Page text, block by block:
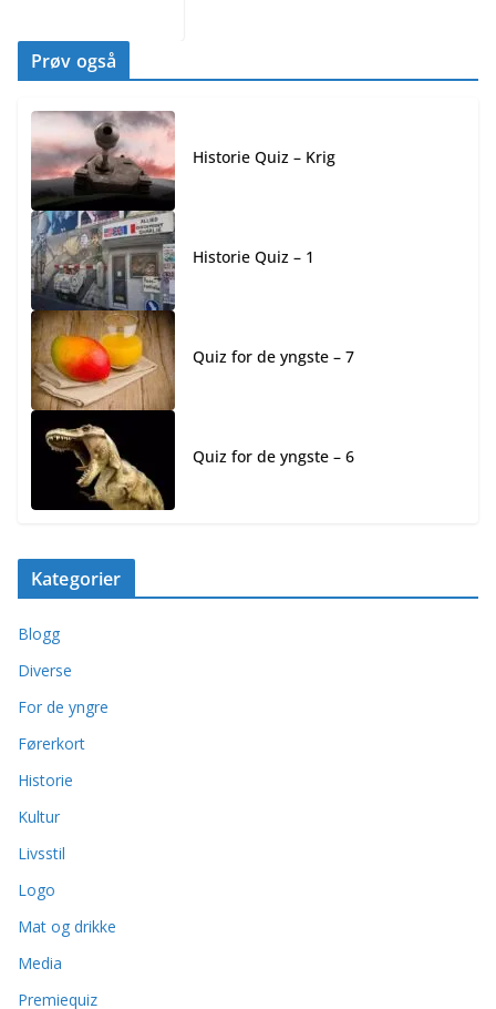
Prøv også
Historie Quiz – Krig
Historie Quiz – 1
Quiz for de yngste – 7
Quiz for de yngste – 6
Kategorier
Blogg
Diverse
For de yngre
Førerkort
Historie
Kultur
Livsstil
Logo
Mat og drikke
Media
Premiequiz